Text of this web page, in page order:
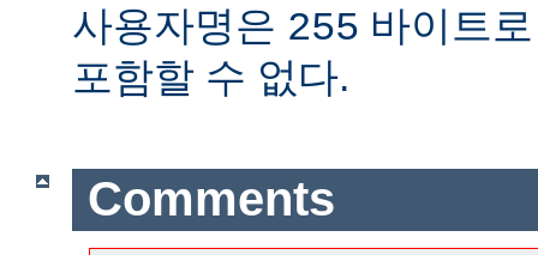
사용자명은 255 바이트
포함할 수 없다.
Comments